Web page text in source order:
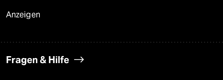
Anzeigen
Fragen & Hilfe